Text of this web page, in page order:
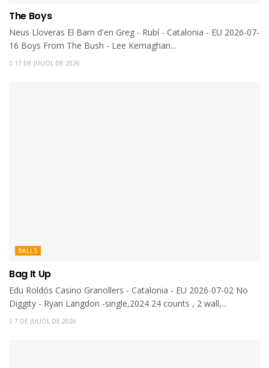
The Boys
Neus Lloveras El Barn d'en Greg - Rubí - Catalonia - EU 2026-07-
16 Boys From The Bush - Lee Kernaghan...
17 DE JULIOL DE 2026
BALLS
Bag It Up
Edu Roldós Casino Granollers - Catalonia - EU 2026-07-02 No
Diggity - Ryan Langdon -single,2024 24 counts , 2 wall,...
7 DE JULIOL DE 2026